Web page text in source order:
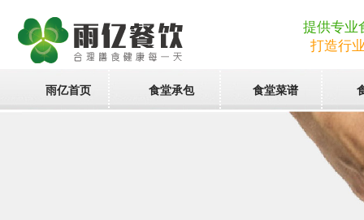
提供专业
打造行
雨亿首页 食堂承包 食堂菜谱